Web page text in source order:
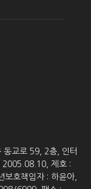
동교로 59, 2층, 인터
2005.08.10, 제호 :
보호책임자 : 하윤아,